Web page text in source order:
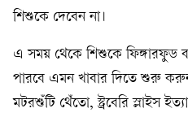
শিশুকে দেবেন না।
এ সময় থেকে শিশুকে ফিঙ্গারফুড
পারবে এমন খাবার দিতে শুরু
মটরশুঁটি থেঁতো, স্ট্রবেরি স্লাইস